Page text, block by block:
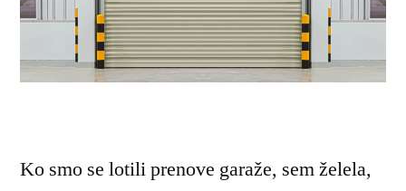
Ko smo se lotili prenove garaže, sem želela,